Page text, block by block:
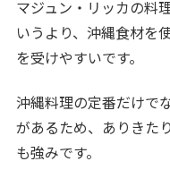
マジュン・リッカの料
いうより、沖縄食材を
を受けやすいです。
沖縄料理の定番だけで
があるため、ありきた
も強みです。